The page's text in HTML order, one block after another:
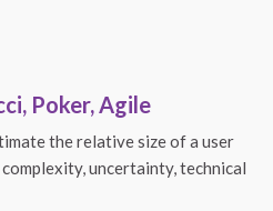
Poker, Agile
the relative size of a user
uncertainty, technical